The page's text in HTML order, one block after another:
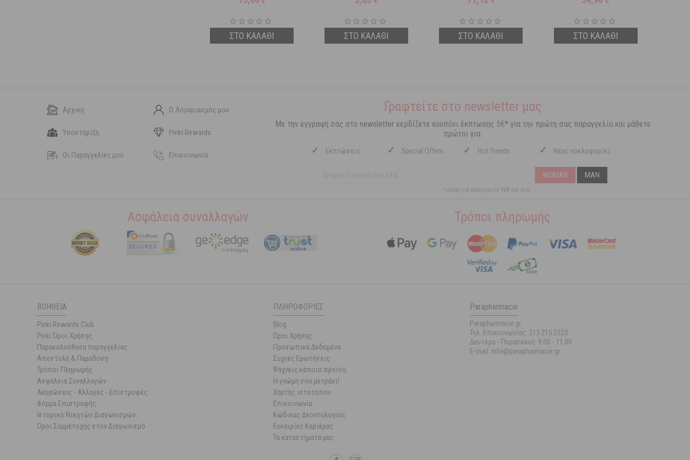
ΣΤΟ ΚΑΛΑΘΙ ΣΤΟ ΚΑΛΑΘΙ ΣΤΟ ΚΑΛΑΘΙ ΣΤΟ ΚΑΛΑΘΙ
Αρχική Ο Λογαριασμός μου
Υποστήριξη Pinki Rewards
Οι Παραγγελίες μου Επικοινωνία
Γραφτείτε στο newsletter μας
Με την εγγραφή σας στο newsletter κερδίζετε κουπόνι έκπτωσης 5€* για την πρώτη σας παραγγελία και μάθετε
πρώτοι για:
✓ Εκπτώσεις ✓ Special Offers ✓ Hot Trends ✓ Νέες κυκλοφορίες
WOMAN MAN
*ισχύει για παραγγελία 59€ και άνω
Ασφάλεια συναλλαγών Τρόποι πληρωμής
ΒΟΉΘΕΙΑ
Pinki Rewards Club
Pinki Όροι Χρήσης
Παρακολούθηση παραγγελίας
Αποστολή & Παράδοση
Τρόποι Πληρωμής
Ασφάλεια Συναλλαγών
Ακυρώσεις - Αλλαγές - Επιστροφές
Φόρμα Επιστροφής
Ιστορικό Νικητών Διαγωνισμών
Όροι Συμμετοχής στον Διαγωνισμό
ΠΛΗΡΟΦΟΡΊΕΣ
Blog
Όροι Χρήσης
Προσωπικά Δεδομένα
Συχνές Ερωτήσεις
Ψάχνεις κάποιο προϊόν;
Η γνώμη σου μετράει!
Χάρτης ιστοτόπου
Επικοινωνία
Κώδικας Δεοντολογίας
Ευκαιρίες Καριέρας
Τα καταστήματα μας
Parapharmacie
Parapharmacie.gr
Τηλ. Επικοινωνίας: 215 215 2223
Δευτέρα - Παρασκευή: 9:00 - 11:00
E-mail: info@parapharmacie.gr